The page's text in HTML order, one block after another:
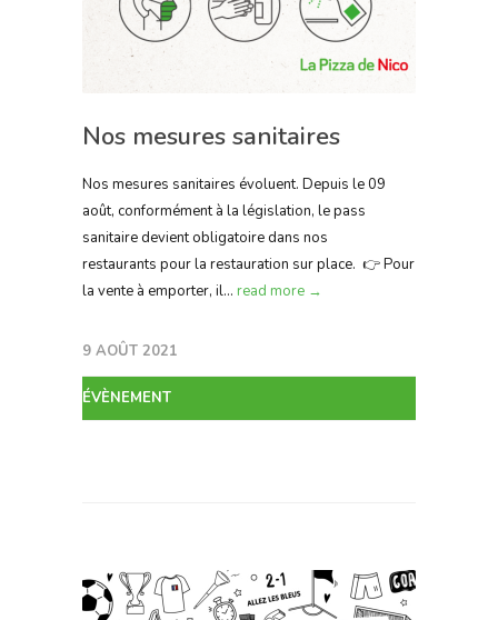
Nos mesures sanitaires
Nos mesures sanitaires évoluent. Depuis le 09
août, conformément à la législation, le pass
sanitaire devient obligatoire dans nos
restaurants pour la restauration sur place. 👉 Pour
la vente à emporter, il... read more →
9 AOÛT 2021
ÉVÈNEMENT